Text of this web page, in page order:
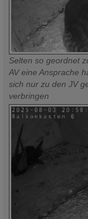
Selten so geordnet
AV eine Ansprache
sich nur zu den JV
verbringen